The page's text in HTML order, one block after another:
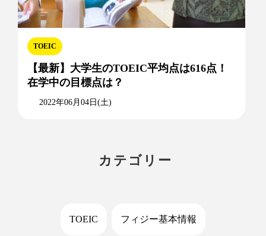
TOEIC
【最新】大学生のTOEIC平均点は616点！
在学中の目標点は？
2022年06月04日(土)
カテゴリー
TOEIC フィジー基本情報